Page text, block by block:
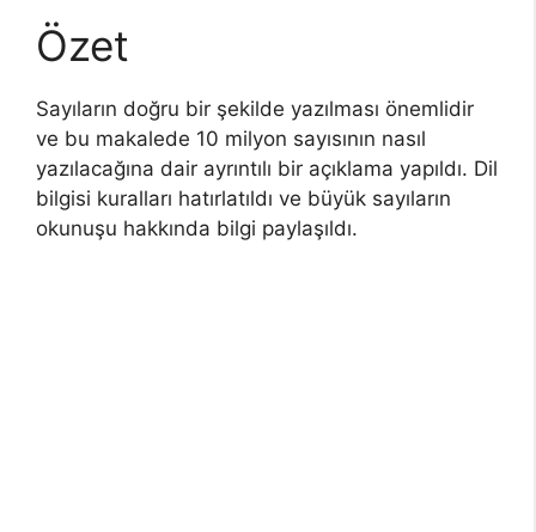
Özet
Sayıların doğru bir şekilde yazılması önemlidir
ve bu makalede 10 milyon sayısının nasıl
yazılacağına dair ayrıntılı bir açıklama yapıldı. Dil
bilgisi kuralları hatırlatıldı ve büyük sayıların
okunuşu hakkında bilgi paylaşıldı.